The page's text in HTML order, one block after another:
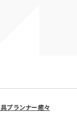
プランナー癒々